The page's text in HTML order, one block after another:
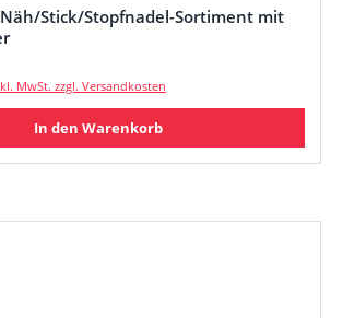
Stick/Stopfnadel-Sortiment mit
MwSt. zzgl. Versandkosten
In den Warenkorb